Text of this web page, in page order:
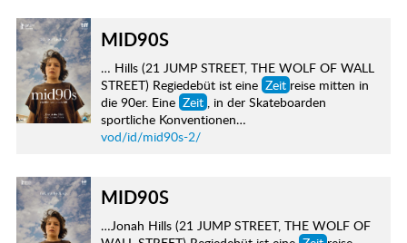
MID90S
… Hills (21 JUMP STREET, THE WOLF OF WALL
STREET) Regiedebüt ist eine Zeit reise mitten in
die 90er. Eine Zeit , in der Skateboarden
sportliche Konventionen…
vod/id/mid90s-2/
MID90S
…Jonah Hills (21 JUMP STREET, THE WOLF OF